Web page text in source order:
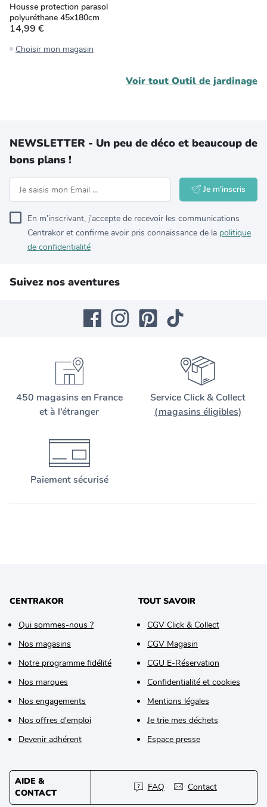
Housse protection parasol
polyuréthane 45x180cm
14,99 €
Choisir mon magasin
Voir tout Outil de jardinage
NEWSLETTER - Un peu de déco et beaucoup de
bons plans !
Je m'inscris
En m’inscrivant, j’accepte de recevoir les communications
Centrakor et confirme avoir pris connaissance de la politique
de confidentialité
Suivez nos aventures
450 magasins en France
et à l’étranger
Service Click & Collect
(magasins éligibles)
Paiement sécurisé
CENTRAKOR
Qui sommes-nous ?
Nos magasins
Notre programme fidélité
Nos marques
Nos engagements
Nos offres d'emploi
Devenir adhérent
TOUT SAVOIR
CGV Click & Collect
CGV Magasin
CGU E-Réservation
Confidentialité et cookies
Mentions légales
Je trie mes déchets
Espace presse
AIDE &
CONTACT
FAQ Contact